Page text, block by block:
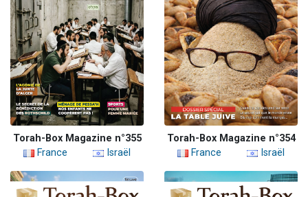
Torah-Box Magazine n°355
France
Israël
Torah-Box Magazine n°354
France
Israël